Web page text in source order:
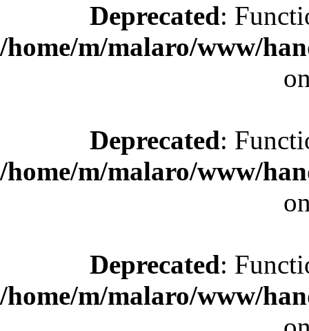
Deprecated:
/home/m/malaro/www/
Deprecated:
/home/m/malaro/www/
Deprecated:
/home/m/malaro/www/